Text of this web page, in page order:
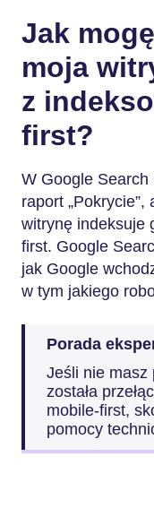
Jak
moja
z
first?
W Google
raport
witrynę indeksuje
first. Google
jak Google
w tym jakiego
Porada
Jeśli nie masz
została
mobile-first,
pomocy